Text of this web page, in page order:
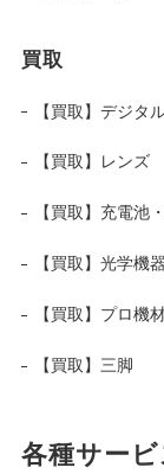
買取
【買取】デジタ
【買取】レンズ
【買取】充電池
【買取】光学機器
【買取】プロ機
【買取】三脚
各種サー